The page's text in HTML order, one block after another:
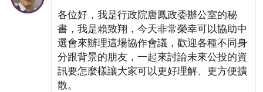
各位好，我是行政院唐鳳政委辦公室的秘
書，我是賴致翔，今天非常榮幸可以協助中
選會來辦理這場協作會議，歡迎各種不同身
分跟背景的朋友，一起來討論未來公投的資
訊要怎麼樣讓大家可以更好理解、更方便擴
散。